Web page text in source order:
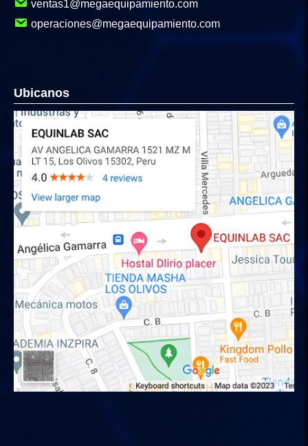
ventas1@megaequipamiento.com
operaciones@megaequipamiento.com
Ubicanos